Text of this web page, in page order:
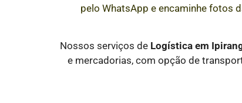
pelo WhatsApp e encaminhe fotos
Nossos serviços de Logística em
e mercadorias, com opção de